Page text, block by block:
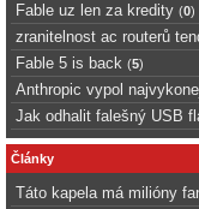
Fable uz len za kredity (0)
zranitelnost ac routerů
Fable 5 is back (5)
Anthropic vypol
Jak odhalit falešný USB
Články
Táto kapela má milióny